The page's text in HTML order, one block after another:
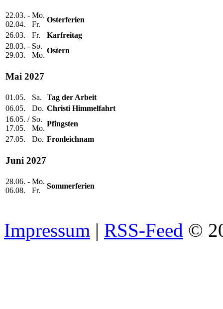
22.03. -
02.04.
Mo.
Fr.
Osterferien
26.03.
Fr.
Karfreitag
28.03. -
29.03.
So.
Mo.
Ostern
Mai 2027
01.05. Sa.
Tag der Arbeit
06.05.
Do. Christi Himmelfahrt
16.05. /
17.05.
So.
Mo.
Pfingsten
27.05.
Do. Fronleichnam
Juni 2027
28.06. -
06.08.
Mo.
Fr.
Sommerferien
Impressum | RSS-Feed ©